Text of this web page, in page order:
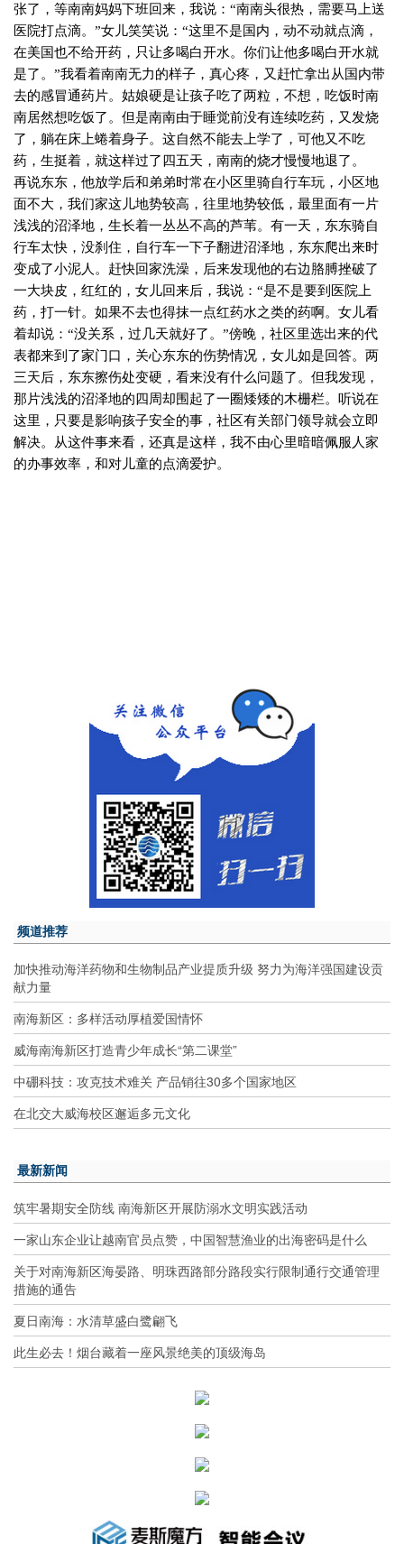
张了，等南南妈妈下班回来，我说：“南南头很热，需要马上送
医院打点滴。”女儿笑笑说：“这里不是国内，动不动就点滴，
在美国也不给开药，只让多喝白开水。你们让他多喝白开水就
是了。”我看着南南无力的样子，真心疼，又赶忙拿出从国内带
去的感冒通药片。姑娘硬是让孩子吃了两粒，不想，吃饭时南
南居然想吃饭了。但是南南由于睡觉前没有连续吃药，又发烧
了，躺在床上蜷着身子。这自然不能去上学了，可他又不吃
药，生挺着，就这样过了四五天，南南的烧才慢慢地退了。
再说东东，他放学后和弟弟时常在小区里骑自行车玩，小区地
面不大，我们家这儿地势较高，往里地势较低，最里面有一片
浅浅的沼泽地，生长着一丛丛不高的芦苇。有一天，东东骑自
行车太快，没刹住，自行车一下子翻进沼泽地，东东爬出来时
变成了小泥人。赶快回家洗澡，后来发现他的右边胳膊挫破了
一大块皮，红红的，女儿回来后，我说：“是不是要到医院上
药，打一针。如果不去也得抹一点红药水之类的药啊。女儿看
着却说：“没关系，过几天就好了。”傍晚，社区里选出来的代
表都来到了家门口，关心东东的伤势情况，女儿如是回答。两
三天后，东东擦伤处变硬，看来没有什么问题了。但我发现，
那片浅浅的沼泽地的四周却围起了一圈矮矮的木栅栏。听说在
这里，只要是影响孩子安全的事，社区有关部门领导就会立即
解决。从这件事来看，还真是这样，我不由心里暗暗佩服人家
的办事效率，和对儿童的点滴爱护。
频道推荐
加快推动海洋药物和生物制品产业提质升级 努力为海洋强国建设贡
献力量
南海新区：多样活动厚植爱国情怀
威海南海新区打造青少年成长“第二课堂”
中硼科技：攻克技术难关 产品销往30多个国家地区
在北交大威海校区邂逅多元文化
最新新闻
筑牢暑期安全防线 南海新区开展防溺水文明实践活动
一家山东企业让越南官员点赞，中国智慧渔业的出海密码是什么
关于对南海新区海晏路、明珠西路部分路段实行限制通行交通管理
措施的通告
夏日南海：水清草盛白鹭翩飞
此生必去！烟台藏着一座风景绝美的顶级海岛